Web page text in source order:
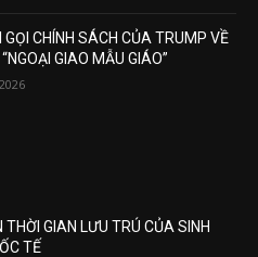
GỌI CHÍNH SÁCH CỦA TRUMP VỀ
“NGOẠI GIAO MẪU GIÁO”
THỜI GIAN LƯU TRÚ CỦA SINH
TẾ